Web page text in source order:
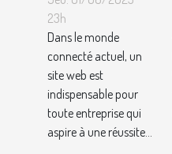
appel à un
spécialiste
de
conception
de site web
23h
Dans le monde
connecté actuel, un
site web est
indispensable pour
toute entreprise qui
aspire à une réussite...